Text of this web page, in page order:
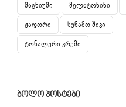
Მაგნიუმი Მელატონინი
Ჟადორი Სუნამო Შიკი
Ტონალური Კრემი
ᲑᲝᲚᲝ ᲞᲝᲡᲢᲔᲑᲘ